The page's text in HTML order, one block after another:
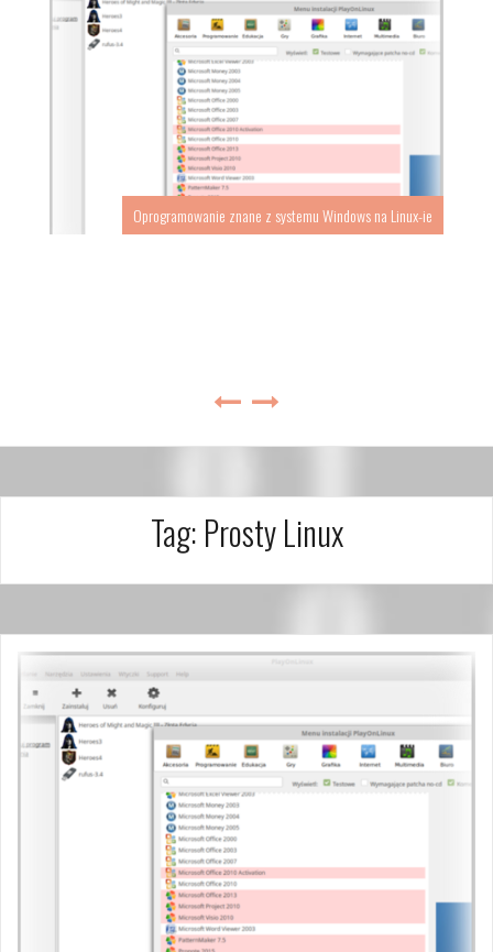
Oprogramowanie znane z systemu Windows na Linux-ie
Tag: Prosty Linux